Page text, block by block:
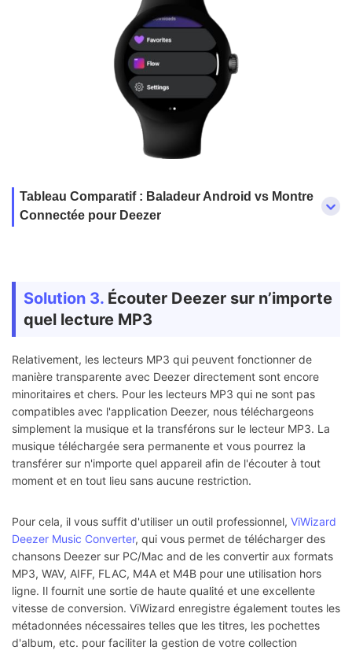
Tableau Comparatif : Baladeur Android vs Montre
Connectée pour Deezer
Solution 3. Écouter Deezer sur n’importe
quel lecture MP3
Relativement, les lecteurs MP3 qui peuvent fonctionner de
manière transparente avec Deezer directement sont encore
minoritaires et chers. Pour les lecteurs MP3 qui ne sont pas
compatibles avec l'application Deezer, nous téléchargeons
simplement la musique et la transférons sur le lecteur MP3. La
musique téléchargée sera permanente et vous pourrez la
transférer sur n'importe quel appareil afin de l'écouter à tout
moment et en tout lieu sans aucune restriction.
Pour cela, il vous suffit d'utiliser un outil professionnel, ViWizard
Deezer Music Converter, qui vous permet de télécharger des
chansons Deezer sur PC/Mac and de les convertir aux formats
MP3, WAV, AIFF, FLAC, M4A et M4B pour une utilisation hors
ligne. Il fournit une sortie de haute qualité et une excellente
vitesse de conversion. ViWizard enregistre également toutes les
métadonnées nécessaires telles que les titres, les pochettes
d'album, etc. pour faciliter la gestion de votre collection